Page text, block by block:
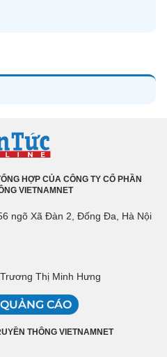
HỢP CỦA CÔNG TY CỔ PHẦN
VIETNAMNET
ngõ Xã Đàn 2, Đống Đa, Hà Nội
Trương Thị Minh Hưng
CÁO
THÔNG VIETNAMNET